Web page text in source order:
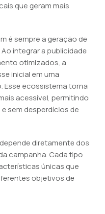
que geram mais
é sempre a geração de
integrar a publicidade
otimizados, a
inicial em uma
Esse ecossistema torna
acessível, permitindo
sem desperdícios de
diretamente dos
campanha. Cada tipo
únicas que
objetivos de